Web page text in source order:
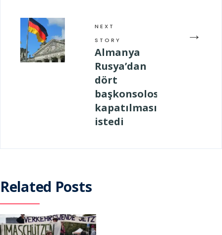
→
NEXT
STORY
Almanya
Rusya’dan
dört
başkonsolosluğunun
kapatılmasını
istedi
Related Posts